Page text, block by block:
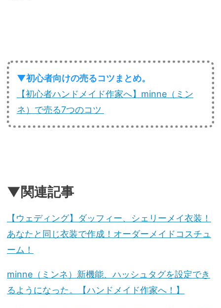
▼初心者向けの売るコツまとめ。
【初心者ハンドメイド作家へ】minne（ミン
ネ）で売る7つのコツ
▼関連記事
【ウェディング】ダッフィー、シェリーメイ衣装！
あなたと同じ衣装で作成！オーダーメイドコスチュ
ーム！
minne（ミンネ）新機能、ハッシュタグを設定でき
るようになった。【ハンドメイド作家へ！】